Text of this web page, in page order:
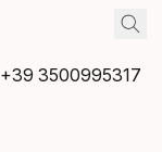
+39 3500995317